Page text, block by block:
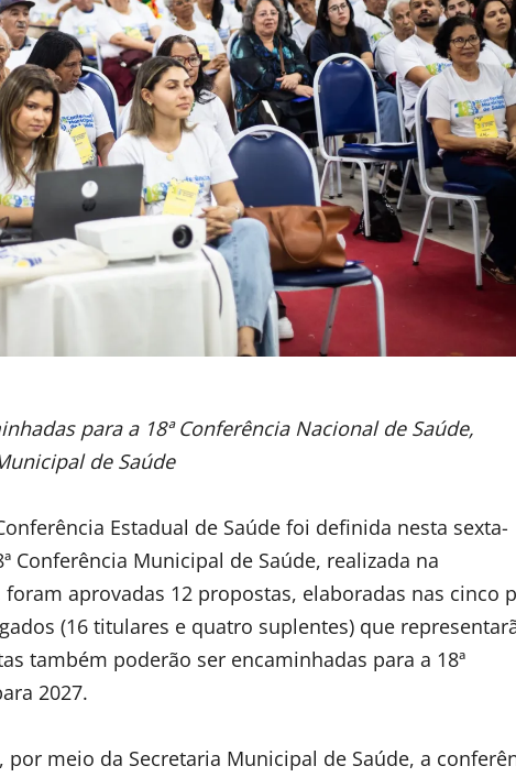
para a 18ª Conferência Nacional de Saúde,
de Saúde
Estadual de Saúde foi definida nesta sexta-
Conferência Municipal de Saúde, realizada na
foram aprovadas 12 propostas, elaboradas nas cinco
(16 titulares e quatro suplentes) que
também poderão ser encaminhadas para a 18ª
2027.
meio da Secretaria Municipal de Saúde, a